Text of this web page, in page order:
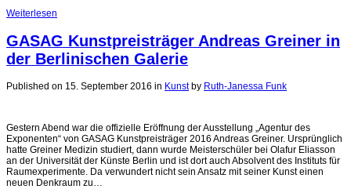
Weiterlesen
GASAG Kunstpreisträger Andreas Greiner in
der Berlinischen Galerie
Published on 15. September 2016 in Kunst by Ruth-Janessa Funk
Gestern Abend war die offizielle Eröffnung der Ausstellung „Agentur des
Exponenten“ von GASAG Kunstpreisträger 2016 Andreas Greiner. Ursprünglich
hatte Greiner Medizin studiert, dann wurde Meisterschüler bei Olafur Eliasson
an der Universität der Künste Berlin und ist dort auch Absolvent des Instituts für
Raumexperimente. Da verwundert nicht sein Ansatz mit seiner Kunst einen
neuen Denkraum zu…